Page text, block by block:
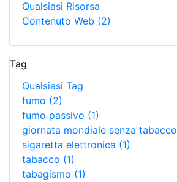
Qualsiasi Risorsa
Contenuto Web (2)
Tag
Qualsiasi Tag
fumo (2)
fumo passivo (1)
giornata mondiale senza tabacco
sigaretta elettronica (1)
tabacco (1)
tabagismo (1)